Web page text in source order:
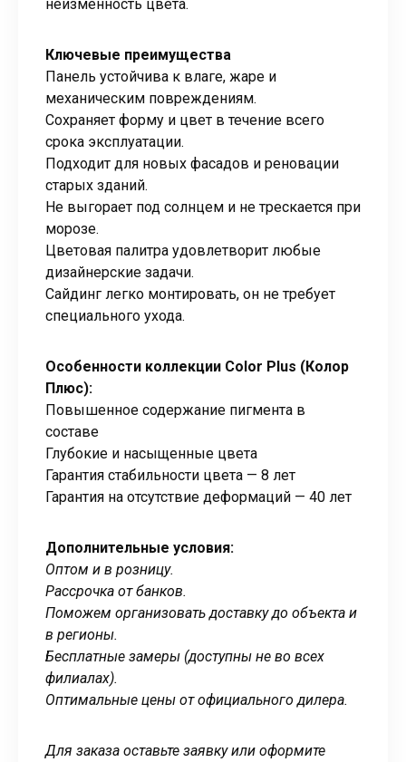
неизменность цвета.
Ключевые преимущества
Панель устойчива к влаге, жаре и
механическим повреждениям.
Сохраняет форму и цвет в течение всего
срока эксплуатации.
Подходит для новых фасадов и реновации
старых зданий.
Не выгорает под солнцем и не трескается при
морозе.
Цветовая палитра удовлетворит любые
дизайнерские задачи.
Сайдинг легко монтировать, он не требует
специального ухода.
Особенности коллекции Color Plus (Колор
Плюс):
Повышенное содержание пигмента в
составе
Глубокие и насыщенные цвета
Гарантия стабильности цвета — 8 лет
Гарантия на отсутствие деформаций — 40 лет
Дополнительные условия:
Оптом и в розницу.
Рассрочка от банков.
Поможем организовать доставку до объекта и
в регионы.
Бесплатные замеры (доступны не во всех
филиалах).
Оптимальные цены от официального дилера.
Для заказа оставьте заявку или оформите